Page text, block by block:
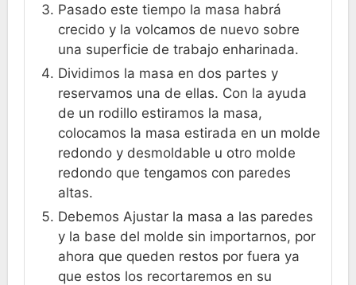
Pasado este tiempo la masa habrá
crecido y la volcamos de nuevo sobre
una superficie de trabajo enharinada.
Dividimos la masa en dos partes y
reservamos una de ellas. Con la ayuda
de un rodillo estiramos la masa,
colocamos la masa estirada en un molde
redondo y desmoldable u otro molde
redondo que tengamos con paredes
altas.
Debemos Ajustar la masa a las paredes
y la base del molde sin importarnos, por
ahora que queden restos por fuera ya
que estos los recortaremos en su